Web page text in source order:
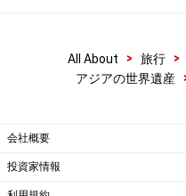
都市で、紀元前から交易
ほど前から石とレンガを
じまり、やがて世界最古
た。旧市街の人々はいま
All About > 旅行 >
アジアの世界遺産
会社概要
投資家情報